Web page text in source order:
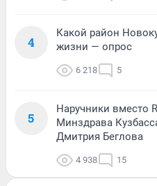
4
Какой район
жизни — опрос
6 218 5
5
Наручники вместо
Минздрава
Дмитрия Беглова
4 938 15